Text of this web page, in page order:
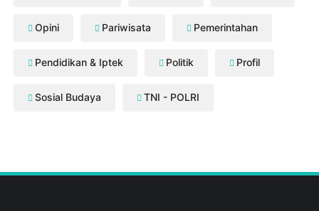
Opini Pariwisata Pemerintahan
Pendidikan & Iptek Politik Profil
Sosial Budaya TNI - POLRI